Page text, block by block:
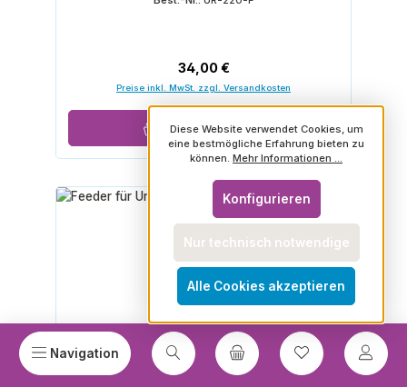
Navigation Du hast 0
Regulärer Preis:
34,00 €
Preise inkl. MwSt. zzgl. Versandkosten
In den Warenkorb
Diese Website verwendet Cookies, um
eine bestmögliche Erfahrung bieten zu
können. Mehr Informationen ...
Nur technisch notwendige
Konfigurieren
Alle Cookies akzeptieren